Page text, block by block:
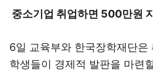
중소기업 취업하면 500만원
6일 교육부와 한국장학재단은
학생들이 경제적 발판을 마련